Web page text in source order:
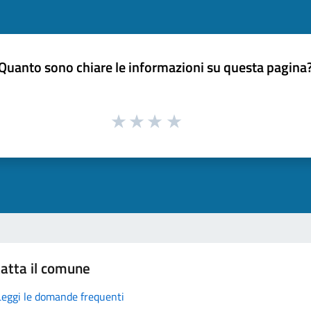
sono chiare le informazioni su questa
il comune
le domande frequenti